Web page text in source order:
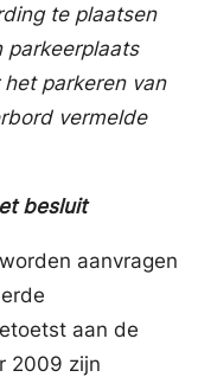
te plaatsen
parkeerplaats
parkeren van
vermelde
besluit
aanvragen
aan de
2009 zijn